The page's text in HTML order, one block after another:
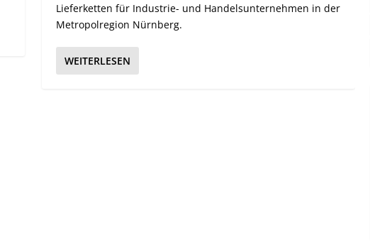
Lieferketten für Industrie- und Handelsunternehmen in der
Metropolregion Nürnberg.
WEITERLESEN